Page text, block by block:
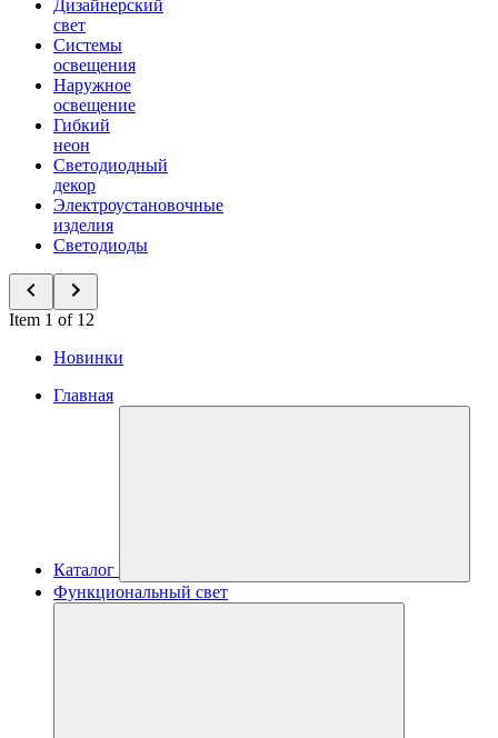
Дизайнерский
свет
Системы
освещения
Наружное
освещение
Гибкий
неон
Светодиодный
декор
Электроустановочные
изделия
Светодиоды
Item 1 of 12
Новинки
Главная
Каталог
Функциональный свет